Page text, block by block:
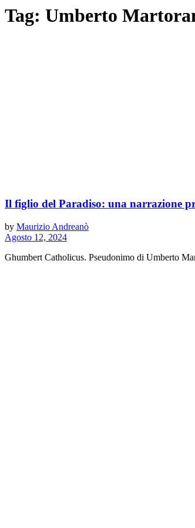
Tag: Umberto
Il figlio del Paradiso: una narrazione
by Maurizio Andreanò
Agosto 12, 2024
Ghumbert Catholicus. Pseudonimo di Umberto